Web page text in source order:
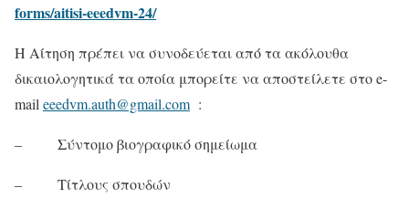
forms/aitisi-eeedvm-24/
Η Αίτηση πρέπει να συνοδεύεται από τα ακόλουθα
δικαιολογητικά τα οποία μπορείτε να αποστείλετε στο e-
mail eeedvm.auth@gmail.com :
– Σύντομο βιογραφικό σημείωμα
– Τίτλους σπουδών